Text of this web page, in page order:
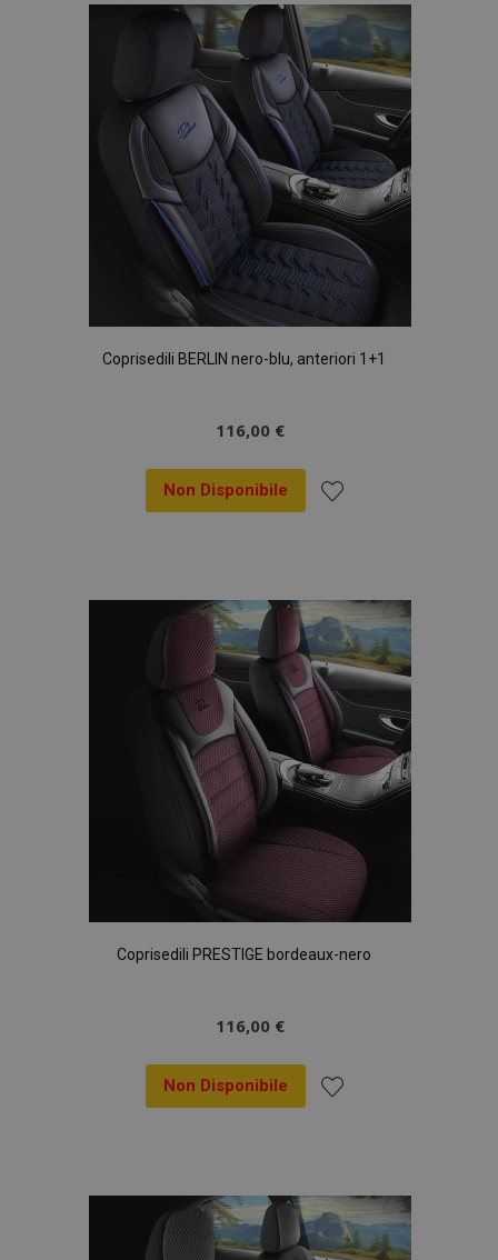
lista
desideri
Coprisedili BERLIN nero-blu, anteriori 1+1
116,00 €
Non Disponibile
lista
desideri
Coprisedili PRESTIGE bordeaux-nero
116,00 €
Non Disponibile
lista